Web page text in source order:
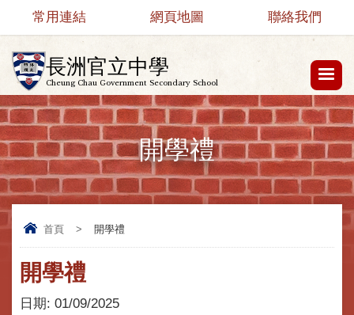
長洲官立中學
Cheung Chau Government Secondary School
常用連結 網頁地圖 聯絡我們
開學禮
首頁 > 開學禮
開學禮
日期: 01/09/2025